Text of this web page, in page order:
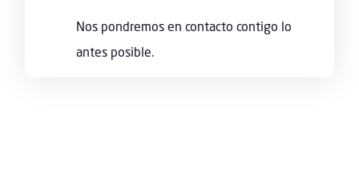
Nos pondremos en contacto contigo lo
antes posible.